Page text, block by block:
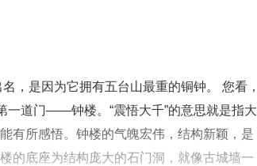
，是因为它拥有五台山最重的铜钟。 您看，
一道门——钟楼。“震悟大千”的意思就是指大
有所感悟。钟楼的气魄宏伟，结构新颖，是
的底座为结构庞大的石门洞，就像古城墙一